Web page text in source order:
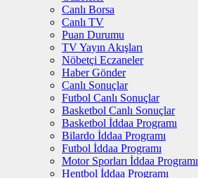
Canlı Borsa
Canlı TV
Puan Durumu
TV Yayın Akışları
Nöbetçi Eczaneler
Haber Gönder
Canlı Sonuçlar
Futbol Canlı Sonuçlar
Basketbol Canlı Sonuçlar
Basketbol İddaa Programı
Bilardo İddaa Programı
Futbol İddaa Programı
Motor Sporları İddaa Programı
Hentbol İddaa Programı